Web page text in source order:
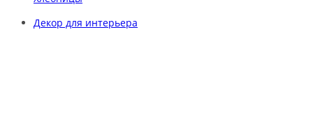
Декор для интерьера